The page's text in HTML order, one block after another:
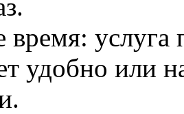
услуга
удобно или